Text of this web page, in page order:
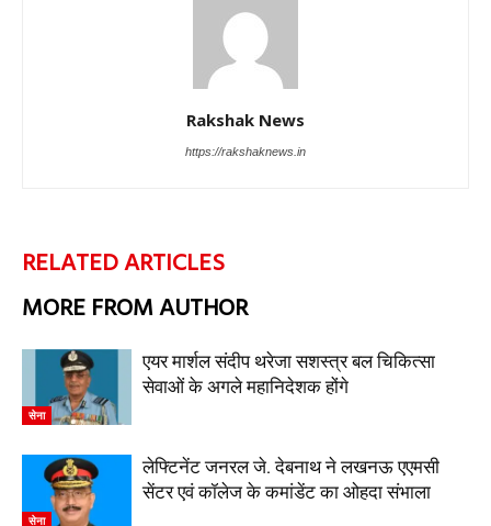
Rakshak News
https://rakshaknews.in
RELATED ARTICLES
MORE FROM AUTHOR
सेना
एयर मार्शल संदीप थरेजा सशस्त्र बल चिकित्सा
सेवाओं के अगले महानिदेशक होंगे
सेना
लेफ्टिनेंट जनरल जे. देबनाथ ने लखनऊ एएमसी
सेंटर एवं कॉलेज के कमांडेंट का ओहदा संभाला